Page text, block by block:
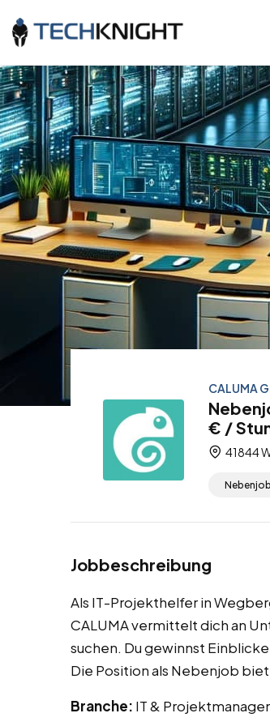
CALUMA
€ /
41844
Nebenjob
Jobbeschreibung
Als IT-Projekthelfer in
CALUMA vermittelt dich an
suchen. Du gewinnst
Die Position als Nebenjob
Branche: IT &